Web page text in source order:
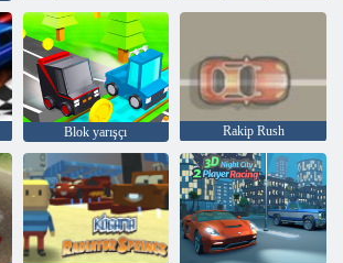
Blok yarışçı Rakip Rush